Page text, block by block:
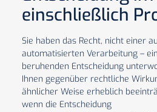
einschließlich
Sie haben das Recht, nicht einer
automatisierten Verarbeitung –
beruhenden Entscheidung
Ihnen gegenüber rechtliche
ähnlicher Weise erheblich
wenn die Entscheidung